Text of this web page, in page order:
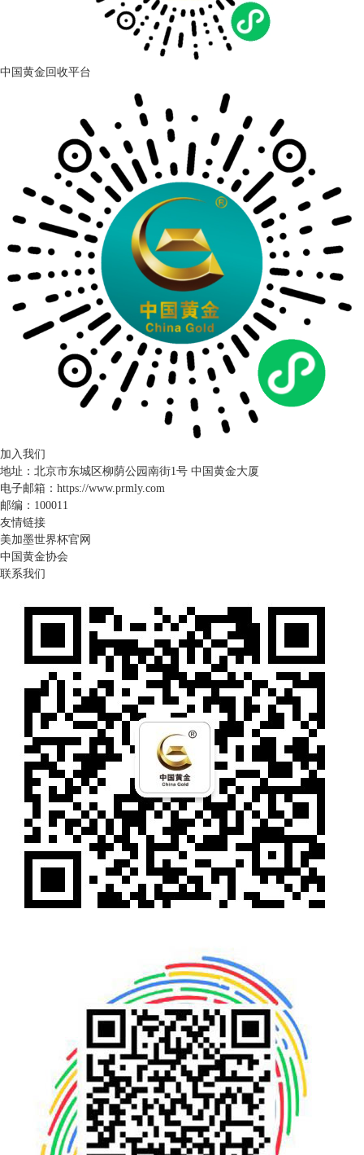
中国黄金回收平台
加入我们
地址：北京市东城区柳荫公园南街1号 中国黄金大厦
电子邮箱：https://www.prmly.com
邮编：100011
友情链接
美加墨世界杯官网
中国黄金协会
联系我们